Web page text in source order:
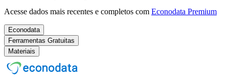
Acesse dados mais recentes e completos com Econodata Premium
Econodata
Ferramentas Gratuitas
Materiais